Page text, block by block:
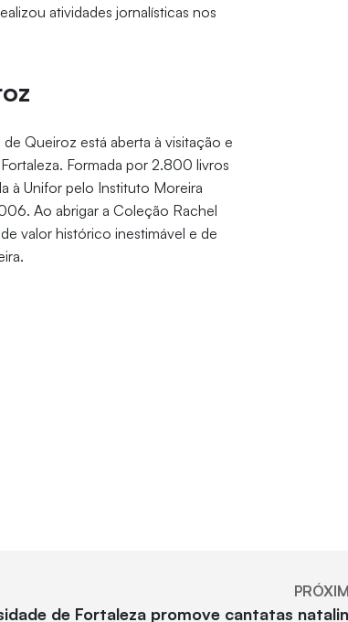
atividades jornalísticas nos
Queiroz está aberta à visitação e
Formada por 2.800 livros
à Unifor pelo Instituto Moreira
Ao abrigar a Coleção Rachel
valor histórico inestimável e de
de Fortaleza promove cantatas